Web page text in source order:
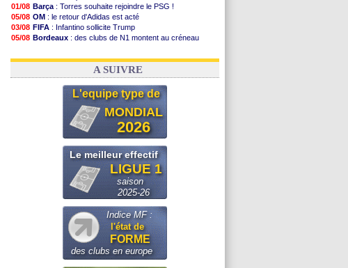
01/08 Barça : Torres souhaite rejoindre le PSG !
05/08 OM : le retour d'Adidas est acté
03/08 FIFA : Infantino sollicite Trump
05/08 Bordeaux : des clubs de N1 montent au créneau
03/08 Real: le démenti de Leipzig pour Diomandé
A SUIVRE
L'equipe type de
MONDIAL
2026
Le meilleur effectif
LIGUE 1
saison
2025-26
Indice MF :
l'état de
FORME
des clubs en europe